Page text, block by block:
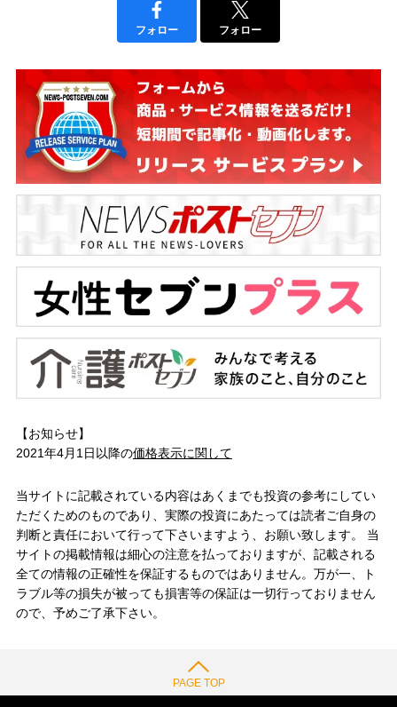
フォロー フォロー
【お知らせ】
2021年4月1日以降の価格表示に関して
当サイトに記載されている内容はあくまでも投資の参考にしてい
ただくためのものであり、実際の投資にあたっては読者ご自身の
判断と責任において行って下さいますよう、お願い致します。 当
サイトの掲載情報は細心の注意を払っておりますが、記載される
全ての情報の正確性を保証するものではありません。万が一、ト
ラブル等の損失が被っても損害等の保証は一切行っておりません
ので、予めご了承下さい。
PAGE TOP